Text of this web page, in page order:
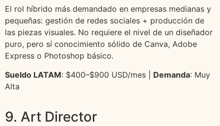
El rol híbrido más demandado en empresas medianas y
pequeñas: gestión de redes sociales + producción de
las piezas visuales. No requiere el nivel de un diseñador
puro, pero sí conocimiento sólido de Canva, Adobe
Express o Photoshop básico.
Sueldo LATAM: $400–$900 USD/mes | Demanda: Muy
Alta
9. Art Director